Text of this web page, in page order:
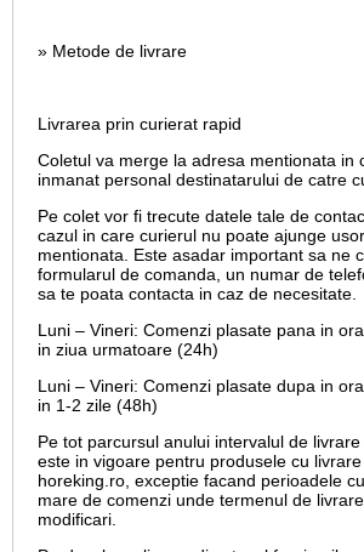
» Metode de livrare
Livrarea prin curierat rapid
Coletul va merge la adresa mentionata in
inmanat personal destinatarului de catre
Pe colet vor fi trecute datele tale de
cazul in care curierul nu poate ajunge
mentionata. Este asadar important sa ne
formularul de comanda, un numar de
sa te poata contacta in caz de necesitate.
Luni – Vineri: Comenzi plasate pana in
in ziua urmatoare (24h)
Luni – Vineri: Comenzi plasate dupa in
in 1-2 zile (48h)
Pe tot parcursul anului intervalul de
este in vigoare pentru produsele cu
horeking.ro, exceptie facand perioadele
mare de comenzi unde termenul de
modificari.